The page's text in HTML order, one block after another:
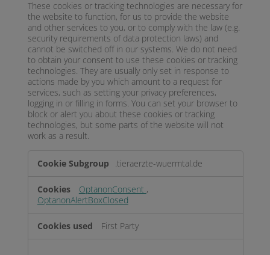
These cookies or tracking technologies are necessary for
the website to function, for us to provide the website
and other services to you, or to comply with the law (e.g.
security requirements of data protection laws) and
cannot be switched off in our systems. We do not need
to obtain your consent to use these cookies or tracking
technologies. They are usually only set in response to
actions made by you which amount to a request for
services, such as setting your privacy preferences,
logging in or filling in forms. You can set your browser to
block or alert you about these cookies or tracking
technologies, but some parts of the website will not
work as a result.
Necessary
.tieraerzte-wuermtal.de
OptanonConsent ,
OptanonAlertBoxClosed
First Party